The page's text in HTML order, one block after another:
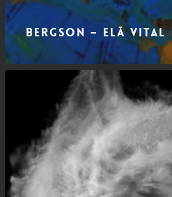
Bergson – Elã Vital
é
a